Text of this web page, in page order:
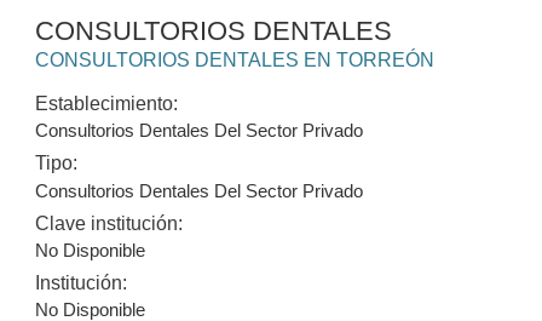
CONSULTORIOS DENTALES
CONSULTORIOS DENTALES EN TORREÓN
Establecimiento:
Consultorios Dentales Del Sector Privado
Tipo:
Consultorios Dentales Del Sector Privado
Clave institución:
No Disponible
Institución:
No Disponible